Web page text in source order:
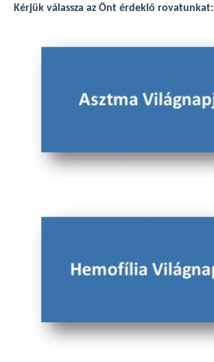
Kérjük válassza az Önt érdeklő rovatunkat: